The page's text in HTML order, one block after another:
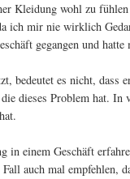
Kleidung wohl zu
ich mir nie wirklich
gegangen und
bedeutet es nicht, dass
dieses Problem hat. In
in einem Geschäft
auch mal empfehlen,